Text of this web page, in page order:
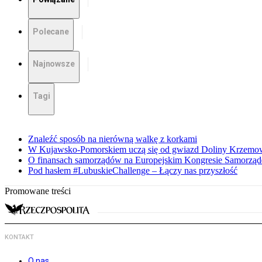
Polecane
Najnowsze
Tagi
Znaleźć sposób na nierówną walkę z korkami
W Kujawsko-Pomorskiem uczą się od gwiazd Doliny
O finansach samorządów na Europejskim Kongresie
Pod hasłem #LubuskieChallenge – Łączy nas przyszłość
Promowane treści
KONTAKT